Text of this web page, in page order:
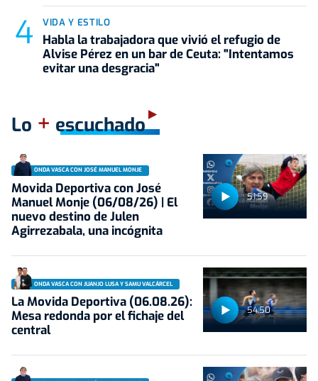
VIDA Y ESTILO
Habla la trabajadora que vivió el refugio de
Alvise Pérez en un bar de Ceuta: "Intentamos
evitar una desgracia"
Lo + escuchado
51:59
ONDA VASCA CON JOSÉ MANUEL MONJE
Movida Deportiva con José
Manuel Monje (06/08/26) | El
nuevo destino de Julen
Agirrezabala, una incógnita
54:50
ONDA VASCA CON JUANJO LUSA Y SAMU VALCÁRCEL
La Movida Deportiva (06.08.26):
Mesa redonda por el fichaje del
central